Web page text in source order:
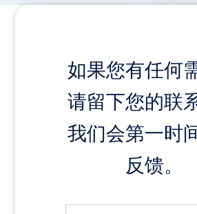
如果您有任何
请留下您的联
我们会第一时
反馈。